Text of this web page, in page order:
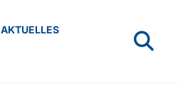
AKTUELLES